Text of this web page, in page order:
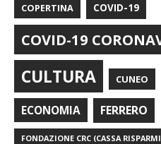
COPERTINA COVID-19
COVID-19
CULTURA CUNEO
ECONOMIA FERRERO
FONDAZIONE CRC (CASSA